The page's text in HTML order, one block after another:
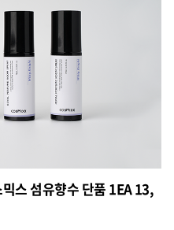
스 섬유향수 단품 1EA 13,